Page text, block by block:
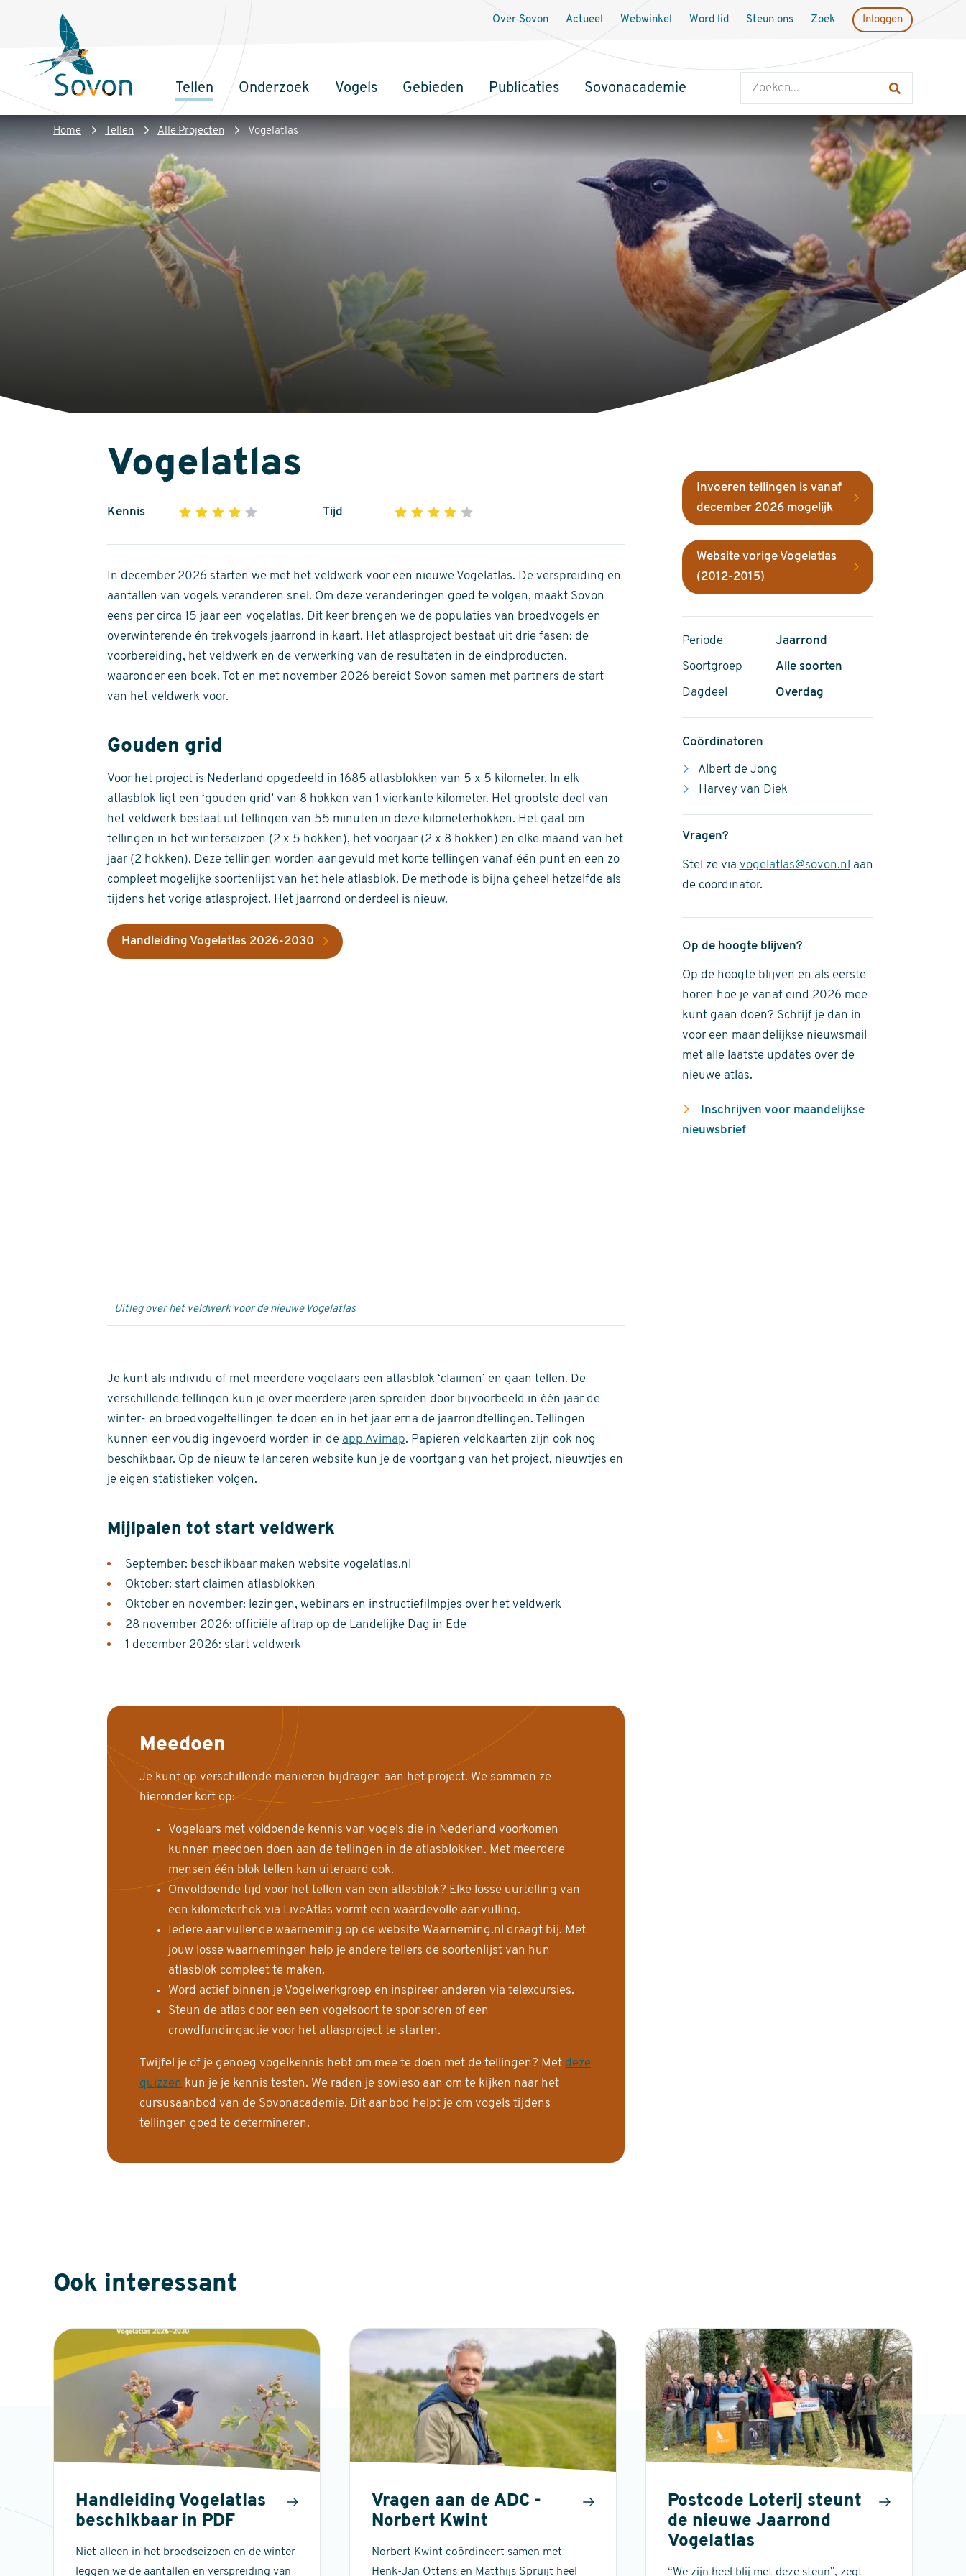
inhoud
Sovon
Homepage
Hoofdnavigatie
Tellen Onderzoek Vogels Gebieden Publicaties Sovonacademie
Over Sovon Actueel Webwinkel Word lid Steun ons Zoek Inloggen
Kruimelpad
Home Tellen Alle Projecten Vogelatlas
Vogelatlas
Kennis 1 2 3 4
of
5
stars
Tijd 1 2 3 4
of
5
stars
In december 2026 starten we met het veldwerk voor een nieuwe Vogelatlas. De verspreiding en
aantallen van vogels veranderen snel. Om deze veranderingen goed te volgen, maakt Sovon
eens per circa 15 jaar een vogelatlas. Dit keer brengen we de populaties van broedvogels en
overwinterende én trekvogels jaarrond in kaart. Het atlasproject bestaat uit drie fasen: de
voorbereiding, het veldwerk en de verwerking van de resultaten in de eindproducten,
waaronder een boek. Tot en met november 2026 bereidt Sovon samen met partners de start
van het veldwerk voor.
Gouden grid
Voor het project is Nederland opgedeeld in 1685 atlasblokken van 5 x 5 kilometer. In elk
atlasblok ligt een ‘gouden grid’ van 8 hokken van 1 vierkante kilometer. Het grootste deel van
het veldwerk bestaat uit tellingen van 55 minuten in deze kilometerhokken. Het gaat om
tellingen in het winterseizoen (2 x 5 hokken), het voorjaar (2 x 8 hokken) en elke maand van het
jaar (2 hokken). Deze tellingen worden aangevuld met korte tellingen vanaf één punt en een zo
compleet mogelijke soortenlijst van het hele atlasblok. De methode is bijna geheel hetzelfde als
tijdens het vorige atlasproject. Het jaarrond onderdeel is nieuw.
Handleiding Vogelatlas 2026-2030
Uitleg over het veldwerk voor de nieuwe Vogelatlas
Je kunt als individu of met meerdere vogelaars een atlasblok ‘claimen’ en gaan tellen. De
verschillende tellingen kun je over meerdere jaren spreiden door bijvoorbeeld in één jaar de
winter- en broedvogeltellingen te doen en in het jaar erna de jaarrondtellingen. Tellingen
kunnen eenvoudig ingevoerd worden in de app Avimap. Papieren veldkaarten zijn ook nog
beschikbaar. Op de nieuw te lanceren website kun je de voortgang van het project, nieuwtjes en
je eigen statistieken volgen.
Mijlpalen tot start veldwerk
September: beschikbaar maken website vogelatlas.nl
Oktober: start claimen atlasblokken
Oktober en november: lezingen, webinars en instructiefilmpjes over het veldwerk
28 november 2026: officiële aftrap op de Landelijke Dag in Ede
1 december 2026: start veldwerk
Meedoen
Je kunt op verschillende manieren bijdragen aan het project. We sommen ze
hieronder kort op:
Vogelaars met voldoende kennis van vogels die in Nederland voorkomen
kunnen meedoen doen aan de tellingen in de atlasblokken. Met meerdere
mensen één blok tellen kan uiteraard ook.
Onvoldoende tijd voor het tellen van een atlasblok? Elke losse uurtelling van
een kilometerhok via LiveAtlas vormt een waardevolle aanvulling.
Iedere aanvullende waarneming op de website Waarneming.nl draagt bij. Met
jouw losse waarnemingen help je andere tellers de soortenlijst van hun
atlasblok compleet te maken.
Word actief binnen je Vogelwerkgroep en inspireer anderen via telexcursies.
Steun de atlas door een een vogelsoort te sponsoren of een
crowdfundingactie voor het atlasproject te starten.
Twijfel je of je genoeg vogelkennis hebt om mee te doen met de tellingen? Met deze
quizzen kun je je kennis testen. We raden je sowieso aan om te kijken naar het
cursusaanbod van de Sovonacademie. Dit aanbod helpt je om vogels tijdens
tellingen goed te determineren.
Invoeren tellingen is vanaf
december 2026 mogelijk
Website vorige Vogelatlas
(2012-2015)
Periode Jaarrond
Soortgroep Alle soorten
Dagdeel Overdag
Coördinatoren
Albert de Jong
Harvey van Diek
Vragen?
Stel ze via vogelatlas@sovon.nl
aan
de coördinator.
Op de hoogte blijven?
Op de hoogte blijven en als eerste
horen hoe je vanaf eind 2026 mee
kunt gaan doen? Schrijf je dan in
voor een maandelijkse nieuwsmail
met alle laatste updates over de
nieuwe atlas.
Inschrijven voor maandelijkse
nieuwsbrief
Ook interessant
Handleiding Vogelatlas
beschikbaar in PDF
Niet alleen in het broedseizoen en de winter
leggen we de aantallen en verspreiding van
Vragen aan de ADC -
Norbert Kwint
Norbert Kwint coördineert samen met
Henk-Jan Ottens en Matthijs Spruijt heel
Postcode Loterij steunt
de nieuwe Jaarrond
Vogelatlas
“We zijn heel blij met deze steun”, zegt